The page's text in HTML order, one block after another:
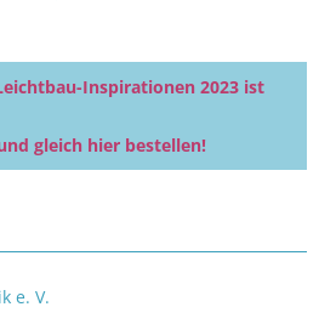
Inspirationen 2023 ist
gleich hier bestellen!
e. V.